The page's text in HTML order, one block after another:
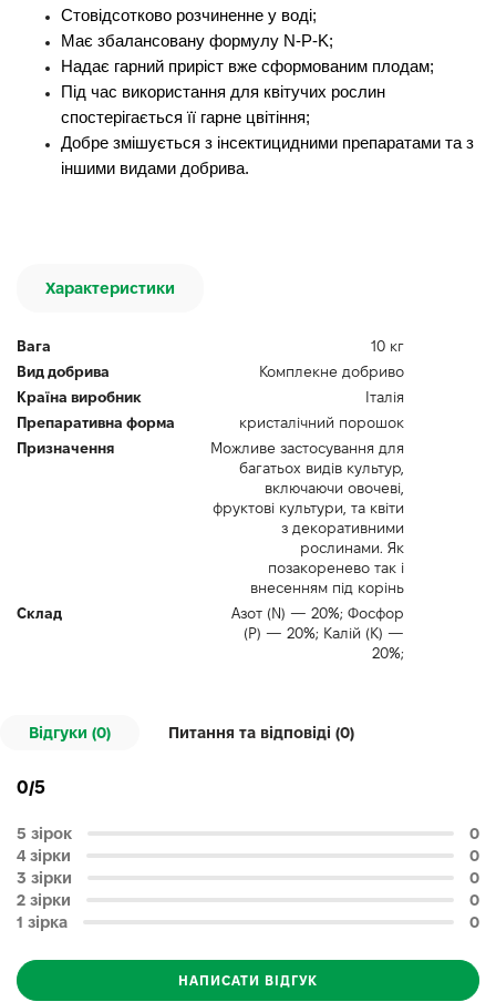
Стовідсотково розчиненне у воді;
Має збалансовану формулу N-P-K;
Надає гарний приріст вже сформованим плодам;
Під час використання для квітучих рослин
спостерігається її гарне цвітіння;
Добре змішується з інсектицидними препаратами та з
іншими видами добрива.
Характеристики
Вага
10 кг
Вид добрива
Комплекне добриво
Країна виробник
Італія
Препаративна форма
кристалічний порошок
Призначення
Можливе застосування для
багатьох видів культур,
включаючи овочеві,
фруктові культури, та квіти
з декоративними
рослинами. Як
позакоренево так і
внесенням під корінь
Склад
Азот (N) — 20%; Фосфор
(P) — 20%; Калій (K) —
20%;
Відгуки (0) Питання та відповіді (0)
0/5
5 зірок
0
4 зірки
0
3 зірки
0
2 зірки
0
1 зірка
0
НАПИСАТИ ВІДГУК